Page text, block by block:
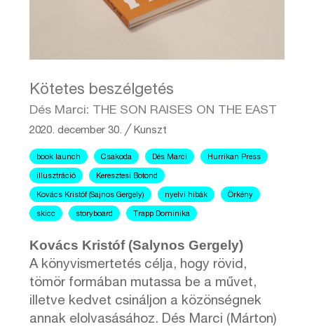
Kötetes beszélgetés
Dés Marci: THE SON RAISES ON THE EAST
2020. december 30. ╱Kunszt
book launch Csakoda Dés Marci Hurrikan Press
illusztráció Keresztesi Botond
Kovács Kristóf (Sajnos Gergely) nyelvi hibák Örkény
skicc storyboard Trapp Dominika
Kovács Kristóf (Salynos Gergely)
A könyvismertetés célja, hogy rövid,
tömör formában mutassa be a művet,
illetve kedvet csináljon a közönségnek
annak elolvasásához. Dés Marci (Márton)